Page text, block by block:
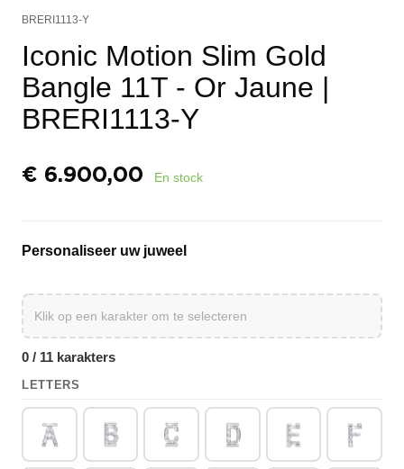
BRERI1113-Y
Iconic Motion Slim Gold
Bangle 11T - Or Jaune |
BRERI1113-Y
€ 6.900,00 En stock
Personaliseer uw juweel
0 / 11 karakters
LETTERS